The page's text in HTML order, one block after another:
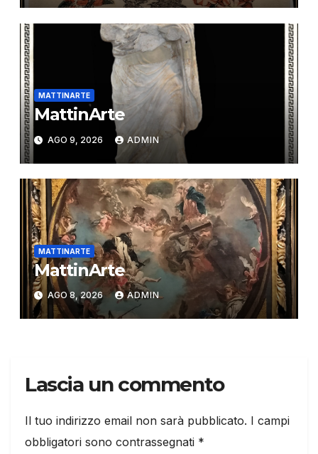
MATTINARTE
MattinArte
AGO 9, 2026 ADMIN
MATTINARTE
MattinArte
AGO 8, 2026 ADMIN
Lascia un commento
Il tuo indirizzo email non sarà pubblicato. I campi
obbligatori sono contrassegnati *